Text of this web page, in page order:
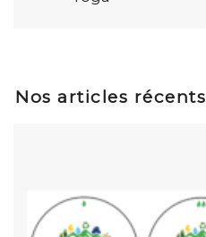
Nos articles récents